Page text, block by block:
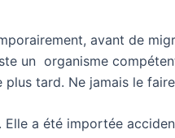
avant de
un organisme
tard. Ne jamais le
a été importée